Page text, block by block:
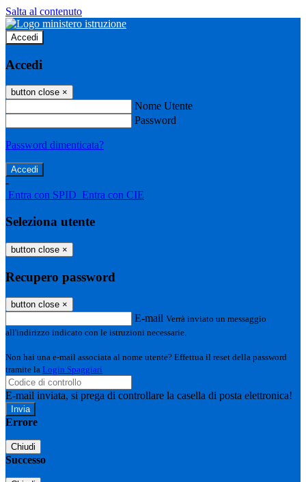
Salta al contenuto
Accedi
Accedi
button close ×
Nome Utente
Password
Password dimenticata?
-
Entra con SPID Entra con CIE
Seleziona utente
button close ×
Recupero password
button close ×
E-mail Verrà inviato un messaggio
all'indirizzo indicato con le istruzioni necessarie.
Non hai una e-mail associata al nome utente? Effettua il reset della password
tramite la Login Spaggiari
E-mail inviata, si prega di controllare la casella di posta elettronica!
Errore
Chiudi
Successo